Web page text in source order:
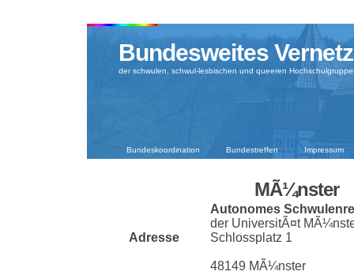
Bundesweites
der schwulen, schwul-lesbischen und queeren
Bundeskoordination Bundestreffen Impressum
MÃ¼nster
Adresse
Autonomes
der UniversitÃ¤t
Schlossplatz 1
48149 MÃ¼nster